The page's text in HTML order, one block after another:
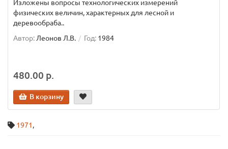
Изложены вопросы технологических измерений
физических величин, характерных для лесной и
деревообраба..
Автор: Леонов Л.В. Год: 1984
480.00 р.
В корзину
1971,